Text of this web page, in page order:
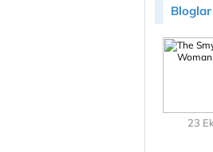
Bloglar
23